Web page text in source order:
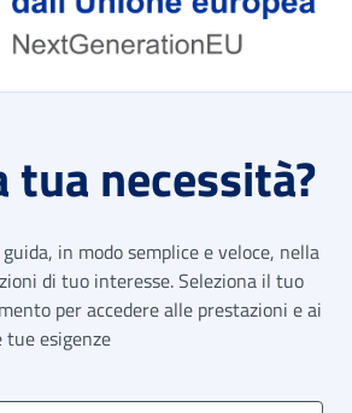
tua necessità?
in modo semplice e veloce, nella
di tuo interesse. Seleziona il tuo
per accedere alle prestazioni e ai
esigenze